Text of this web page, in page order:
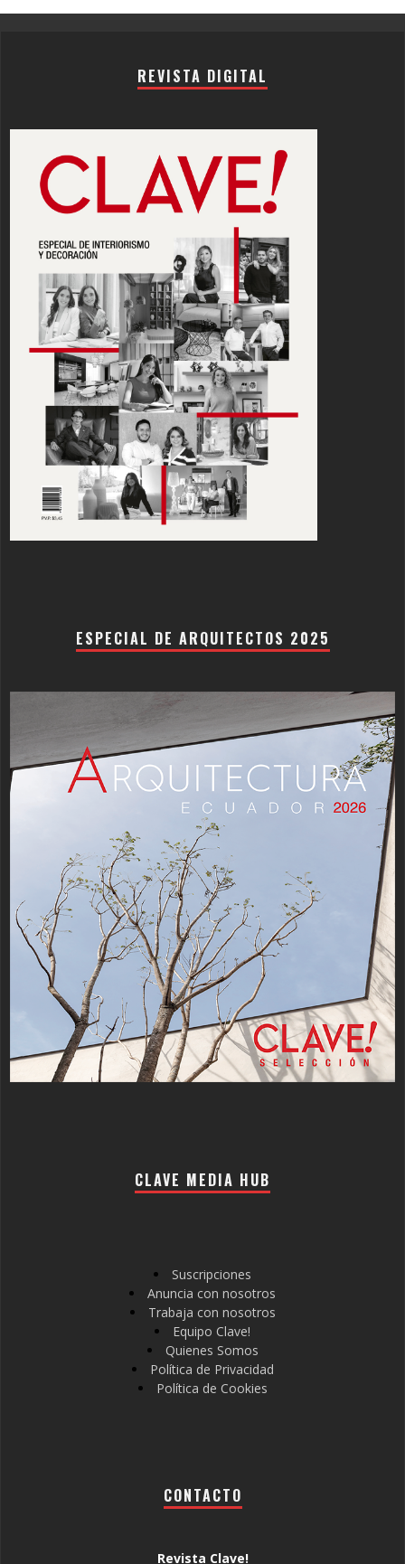
REVISTA DIGITAL
ESPECIAL DE ARQUITECTOS 2025
CLAVE MEDIA HUB
Suscripciones
Anuncia con nosotros
Trabaja con nosotros
Equipo Clave!
Quienes Somos
Política de Privacidad
Política de Cookies
CONTACTO
Revista Clave!